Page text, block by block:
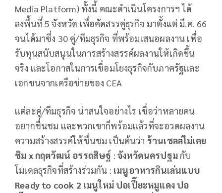
Media Platform) ทั้งนี้ คณะดำเนินโครงการฯ ได้
ลงพื้นที่ 5 จังหวัด เพื่อคัดสรรคู่ธุรกิจ มาตั้งแต่ มี.ค. 66
จนได้มาซึ่ง 30 คู่/ทีมธุรกิจ ที่พร้อมเสนอผลงาน เพื่อ
รับทุนสนับสนุนในการสร้างสรรค์ผลงานให้เกิดขึ้น
จริง และโอกาสในการเชื่อมโยงธุรกิจกับภาครัฐและ
เอกชนจากเครือข่ายของ CEA
แต่ละคู่/ทีมธุรกิจ น่าสนใจอย่างไร เชื่อว่าหลายคน
อยากชื่นชม และพวกเขาก็พร้อมแล้วที่จะอวดผลงาน
ความสร้างสรรค์ให้ชื่นชม เป็นต้นว่า ร้านเชลล์ไม่เคย
ชิม x กฤตวัฒน์ อรรถสิษฐ์ : จังหวัดนครปฐมกับ
โมเดลธุรกิจที่สร้างร่วมกัน : เมนูอาหารกินเล่นแบบ
Ready to cook 2 เมนูใหม่ ปอเปี๊ยะหมูแดง ปอ